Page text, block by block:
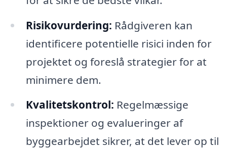
Risikovurdering: Rådgiveren kan
identificere potentielle risici inden for
projektet og foreslå strategier for at
minimere dem.
Kvalitetskontrol: Regelmæssige
inspektioner og evalueringer af
byggearbejdet sikrer, at det lever op til